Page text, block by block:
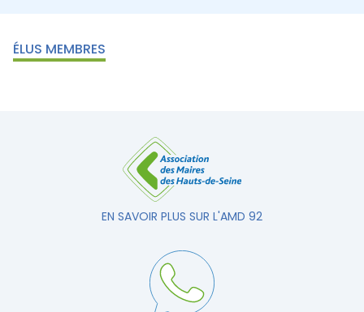
ÉLUS MEMBRES
EN SAVOIR PLUS SUR L'AMD 92